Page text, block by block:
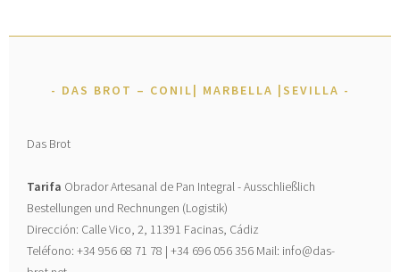
DAS BROT – CONIL| MARBELLA |SEVILLA
Das Brot
Tarifa Obrador Artesanal de Pan Integral - Ausschließlich
Bestellungen und Rechnungen (Logistik)
Dirección: Calle Vico, 2, 11391 Facinas, Cádiz
Teléfono: +34 956 68 71 78 | +34 696 056 356 Mail: info@das-